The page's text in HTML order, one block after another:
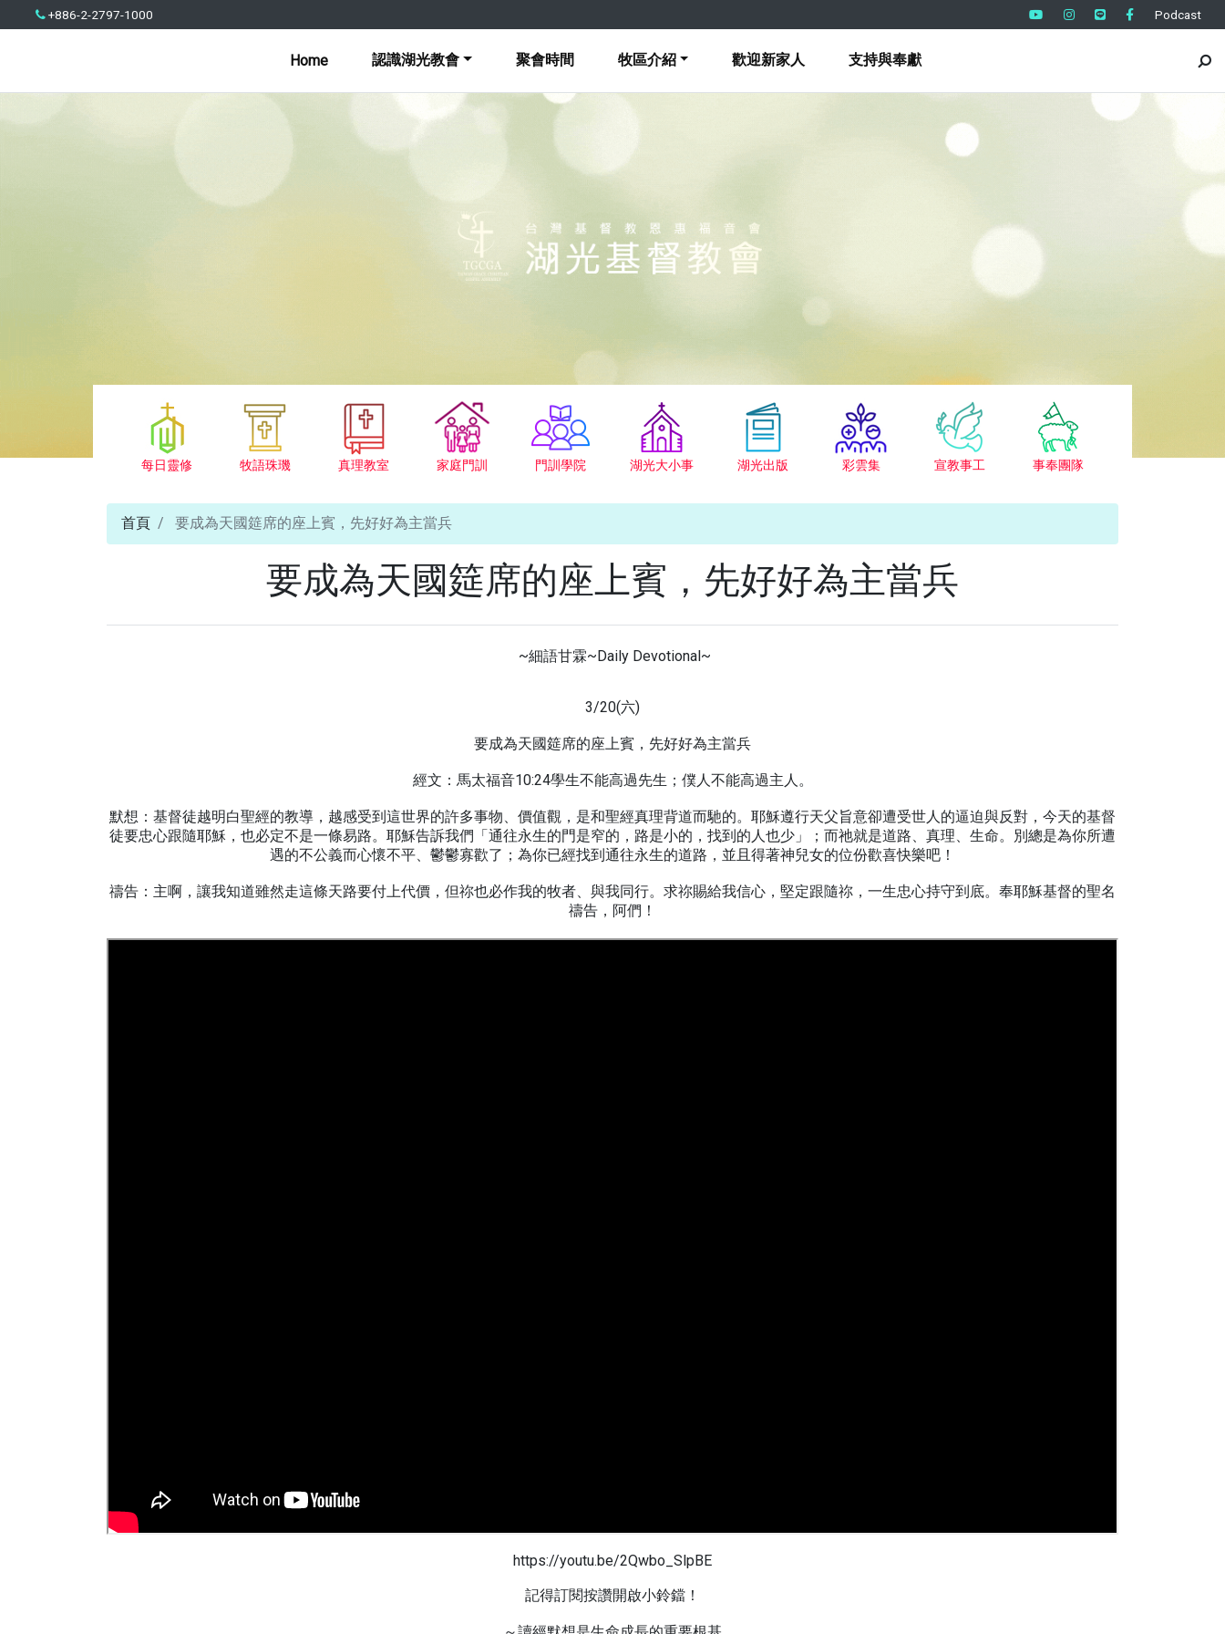
+886-2-2797-1000 Podcast
Home 認識湖光教會 聚會時間 牧區介紹 歡迎新家人 支持與奉獻
每日靈修 牧語珠璣 真理教室 家庭門訓 門訓學院 湖光大小事 湖光出版 彩雲集 宣教事工 事奉團隊
首頁 要成為天國筵席的座上賓，先好好為主當兵
要成為天國筵席的座上賓，先好好為主當兵
~細語甘霖~Daily Devotional~
3/20(六)
要成為天國筵席的座上賓，先好好為主當兵
經文：馬太福音10:24學生不能高過先生；僕人不能高過主人。
默想：基督徒越明白聖經的教導，越感受到這世界的許多事物、價值觀，是和聖經真理背道而馳的。耶穌遵行天父旨意卻遭受世人的逼迫與反對，今天的基督
徒要忠心跟隨耶穌，也必定不是一條易路。耶穌告訴我們「通往永生的門是窄的，路是小的，找到的人也少」；而祂就是道路、真理、生命。別總是為你所遭
遇的不公義而心懷不平、鬱鬱寡歡了；為你已經找到通往永生的道路，並且得著神兒女的位份歡喜快樂吧！
禱告：主啊，讓我知道雖然走這條天路要付上代價，但祢也必作我的牧者、與我同行。求祢賜給我信心，堅定跟隨祢，一生忠心持守到底。奉耶穌基督的聖名
禱告，阿們！
https://youtu.be/2Qwbo_SlpBE
記得訂閱按讚開啟小鈴鐺！